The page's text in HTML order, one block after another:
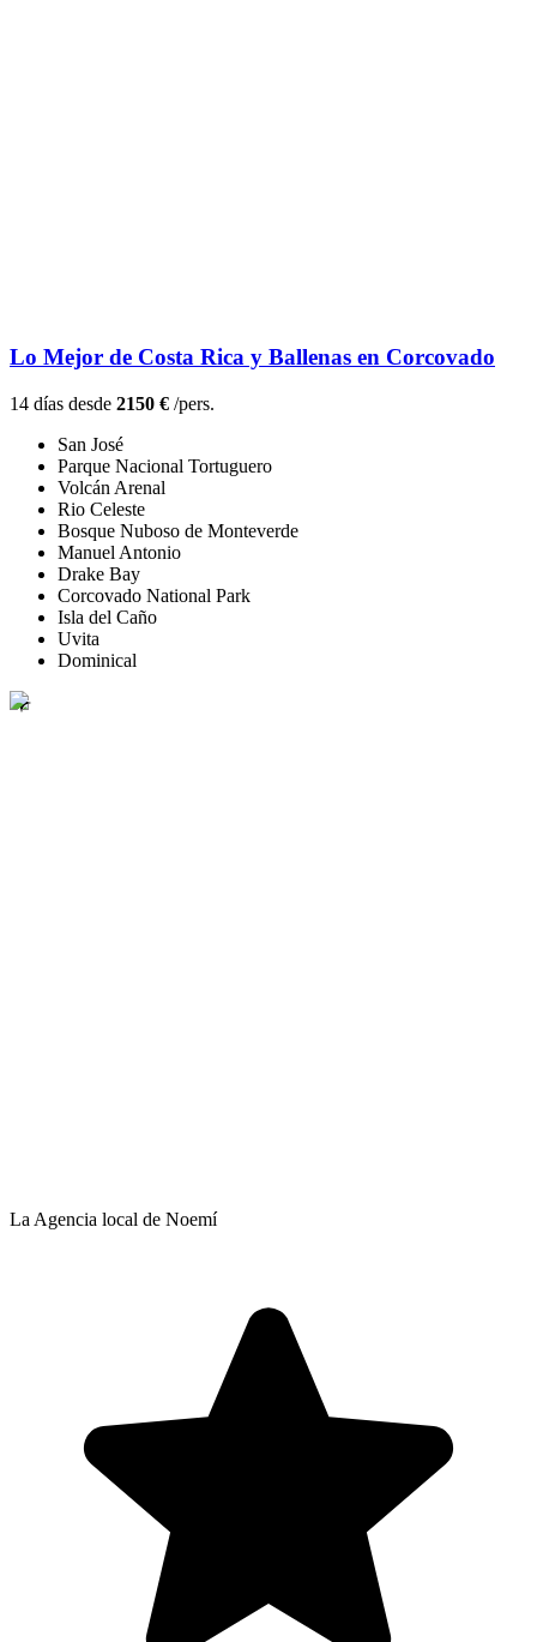
Lo Mejor de Costa Rica y Ballenas en Corcovado
14 días desde 2150 € /pers.
San José
Parque Nacional Tortuguero
Volcán Arenal
Rio Celeste
Bosque Nuboso de Monteverde
Manuel Antonio
Drake Bay
Corcovado National Park
Isla del Caño
Uvita
Dominical
La Agencia local de Noemí